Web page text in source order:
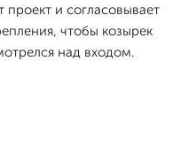
и согласовывает
чтобы козырек
над входом.